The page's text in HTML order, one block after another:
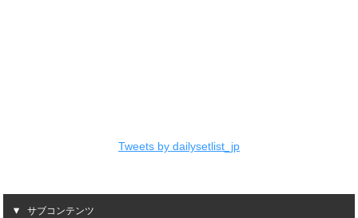
Tweets by dailysetlist_jp
サブコンテンツ